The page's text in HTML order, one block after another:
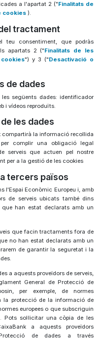
a l'apartat 2 ("Finalitats de
cookies ).
tractament
teu consentiment, que podràs
apartats 2 ("Finalitats de les
") y 3 ("Desactivació o
de dades
següents dades: identificador
i vídeos reproduïts.
les dades
compartirà la informació recollida
complir una obligació legal
serveis que actuen pel nostre
per a la gestió de les cookies
tercers països
l'Espai Econòmic Europeu i, amb
de serveis ubicats també dins
que han estat declarats amb un
que facin tractaments fora de
no han estat declarats amb un
de garantir la seguretat i la
a aquests proveïdors de serveis,
General de Protecció de
per exemple, de normes
la protecció de la informació de
europees o que subscriguin
Pots sol·licitar una còpia de les
a aquests proveïdors
de dades a través